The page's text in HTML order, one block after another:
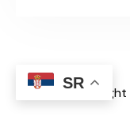
Copyright
SR